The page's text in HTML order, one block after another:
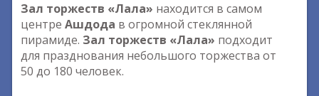
Зал торжеств «Лала» находится в самом
центре Ашдода в огромной стеклянной
пирамиде. Зал торжеств «Лала» подходит
для празднования небольшого торжества от
50 до 180 человек.